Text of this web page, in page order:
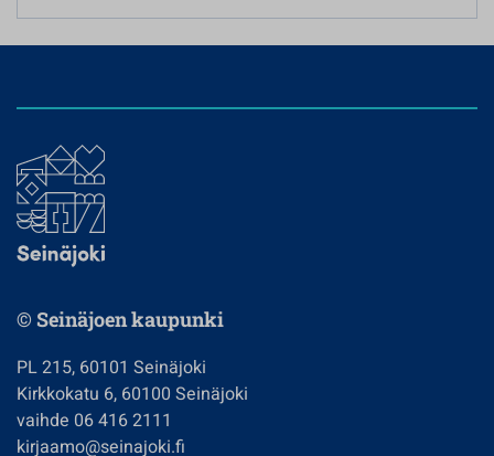
© Seinäjoen kaupunki
PL 215, 60101 Seinäjoki
Kirkkokatu 6, 60100 Seinäjoki
vaihde 06 416 2111
kirjaamo@seinajoki.fi